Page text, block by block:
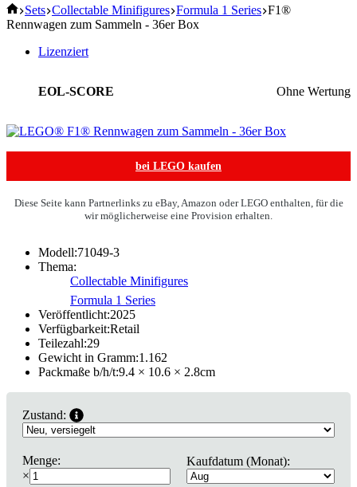
Start
Sets Collectable Minifigures Formula 1 Series F1®
Rennwagen zum Sammeln - 36er Box
Lizenziert
EOL-SCORE Ohne Wertung
bei LEGO kaufen
Diese Seite kann Partnerlinks zu eBay, Amazon oder LEGO enthalten, für die
wir möglicherweise eine Provision erhalten.
Modell:71049-3
Thema:
Collectable Minifigures
Formula 1 Series
Veröffentlicht:2025
Verfügbarkeit:Retail
Teilezahl:29
Gewicht in Gramm:1.162
Packmaße b/h/t:9.4 × 10.6 × 2.8cm
Zustand:
Menge:
×
Kaufdatum (Monat):